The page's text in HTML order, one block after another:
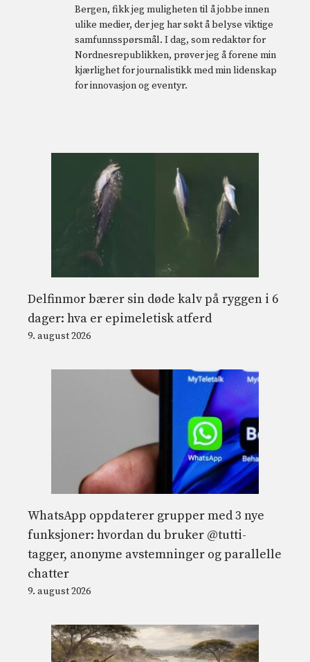
Bergen, fikk jeg muligheten til å jobbe innen
ulike medier, der jeg har søkt å belyse viktige
samfunnsspørsmål. I dag, som redaktør for
Nordnesrepublikken, prøver jeg å forene min
kjærlighet for journalistikk med min lidenskap
for innovasjon og eventyr.
Delfinmor bærer sin døde kalv på ryggen i 6
dager: hva er epimeletisk atferd
9. august 2026
WhatsApp oppdaterer grupper med 3 nye
funksjoner: hvordan du bruker @tutti-
tagger, anonyme avstemninger og parallelle
chatter
9. august 2026